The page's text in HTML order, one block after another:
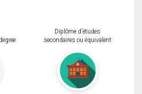
Diplôme d'études
secondaires ou équivalent